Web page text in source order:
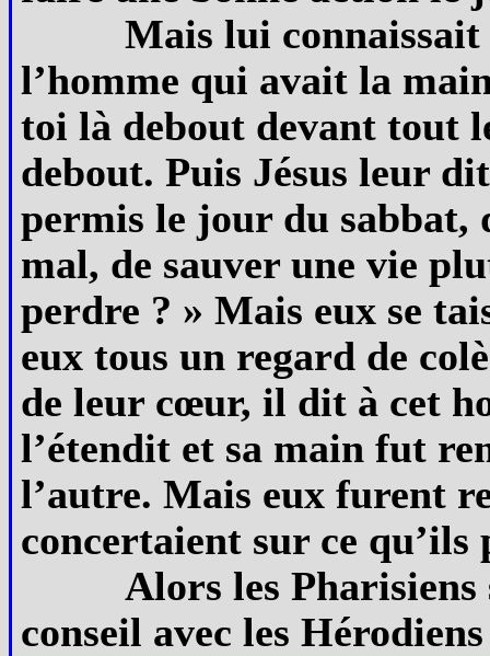
Mais lui
l’homme qui avait la
toi là debout devant tout
debout. Puis Jésus leur
permis le jour du sabbat,
mal, de sauver une vie
perdre ? » Mais eux se
eux tous un regard de
de leur cœur, il dit à cet
l’étendit et sa main fut
l’autre. Mais eux furent
concertaient sur ce
Alors les
conseil avec les